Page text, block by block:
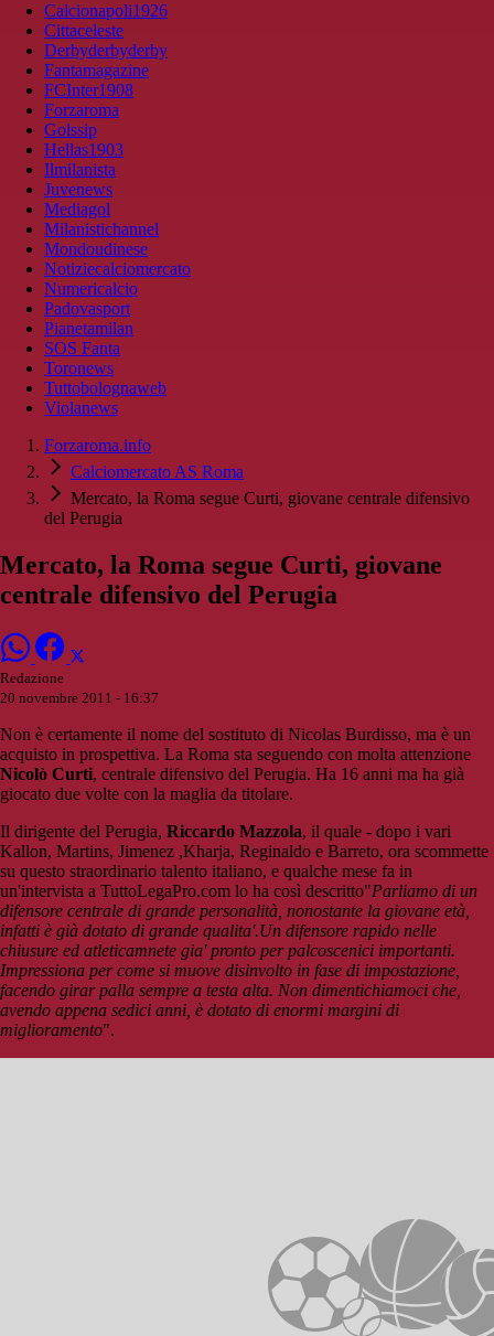
Calcionapoli1926
Cittaceleste
Derbyderbyderby
Fantamagazine
FCInter1908
Forzaroma
Golssip
Hellas1903
Ilmilanista
Juvenews
Mediagol
Milanistichannel
Mondoudinese
Notiziecalciomercato
Numericalcio
Padovasport
Pianetamilan
SOS Fanta
Toronews
Tuttobolognaweb
Violanews
Forzaroma.info
Calciomercato AS Roma
Mercato, la Roma segue Curti, giovane centrale difensivo
del Perugia
Mercato, la Roma segue Curti, giovane
centrale difensivo del Perugia
Redazione
20 novembre 2011 - 16:37
Non è certamente il nome del sostituto di Nicolas Burdisso, ma è un
acquisto in prospettiva. La Roma sta seguendo con molta attenzione
Nicolò Curti, centrale difensivo del Perugia. Ha 16 anni ma ha già
giocato due volte con la maglia da titolare.
Il dirigente del Perugia, Riccardo Mazzola, il quale - dopo i vari
Kallon, Martins, Jimenez ,Kharja, Reginaldo e Barreto, ora scommette
su questo straordinario talento italiano, e qualche mese fa in
un'intervista a TuttoLegaPro.com lo ha così descritto"Parliamo di un
difensore centrale di grande personalità, nonostante la giovane età,
infatti è già dotato di grande qualita'.Un difensore rapido nelle
chiusure ed atleticamnete gia' pronto per palcoscenici importanti.
Impressiona per come si muove disinvolto in fase di impostazione,
facendo girar palla sempre a testa alta. Non dimentichiamoci che,
avendo appena sedici anni, è dotato di enormi margini di
miglioramento".